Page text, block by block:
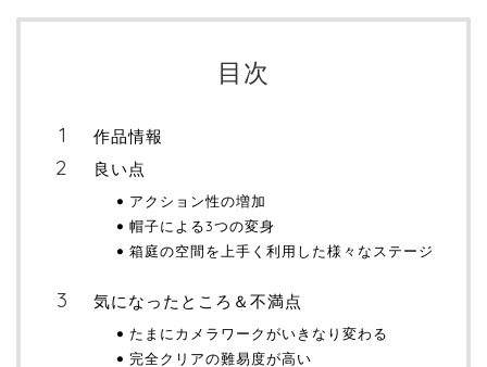
目次
作品情報
良い点
アクション性の増加
帽子による3つの変身
箱庭の空間を上手く利用した様々なステージ
気になったところ＆不満点
たまにカメラワークがいきなり変わる
完全クリアの難易度が高い